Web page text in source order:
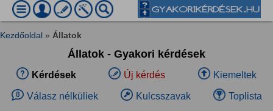
Kezdőoldal » Állatok
Állatok - Gyakori kérdések
Kérdések Új kérdés Kiemeltek
Válasz nélküliek Kulcsszavak Toplista